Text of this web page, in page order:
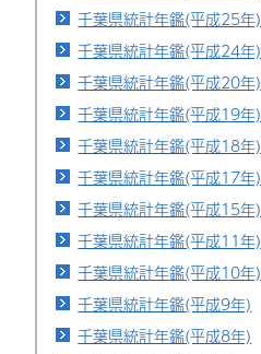
千葉県統計年鑑(平成25年)
千葉県統計年鑑(平成24年)
千葉県統計年鑑(平成20年)
千葉県統計年鑑(平成19年)
千葉県統計年鑑(平成18年)
千葉県統計年鑑(平成17年)
千葉県統計年鑑(平成15年)
千葉県統計年鑑(平成11年)
千葉県統計年鑑(平成10年)
千葉県統計年鑑(平成9年)
千葉県統計年鑑(平成8年)